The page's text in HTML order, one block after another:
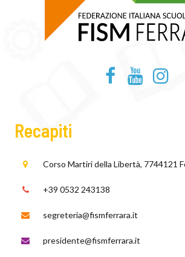
Recapiti
Corso Martiri della Libertà, 7744121
+39 0532 243138
segreteria@fismferrara.it
presidente@fismferrara.it